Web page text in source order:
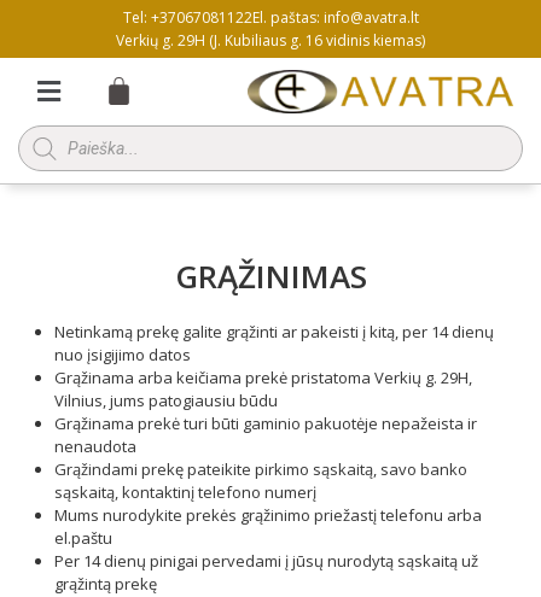
turinio
Tel: +37067081122El. paštas: info@avatra.lt
Verkių g. 29H (J. Kubiliaus g. 16 vidinis kiemas)
Menu
Products
search
GRĄŽINIMAS
Netinkamą prekę galite grąžinti ar pakeisti į kitą, per 14 dienų
nuo įsigijimo datos
Grąžinama arba keičiama prekė pristatoma Verkių g. 29H,
Vilnius, jums patogiausiu būdu
Grąžinama prekė turi būti gaminio pakuotėje nepažeista ir
nenaudota
Grąžindami prekę pateikite pirkimo sąskaitą, savo banko
sąskaitą, kontaktinį telefono numerį
Mums nurodykite prekės grąžinimo priežastį telefonu arba
el.paštu
Per 14 dienų pinigai pervedami į jūsų nurodytą sąskaitą už
grąžintą prekę